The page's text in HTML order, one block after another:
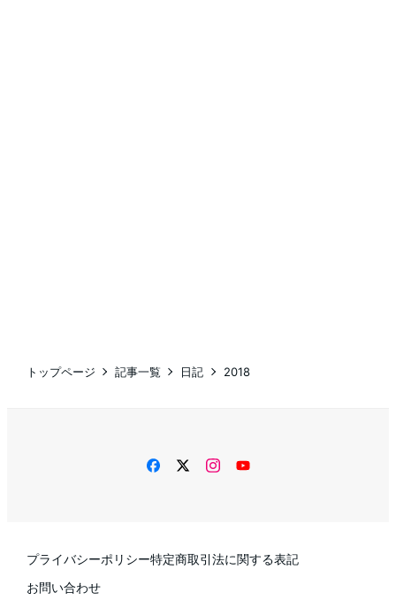
トップページ 記事一覧 日記 2018
facebooktwitterinstagram
YouTube
プライバシーポリシー特定商取引法に関する表記
お問い合わせ